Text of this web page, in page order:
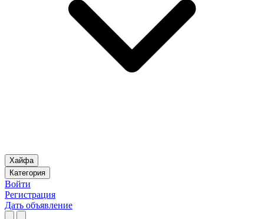
Хайфа
Категория
Войти
Регистрация
Дать объявление